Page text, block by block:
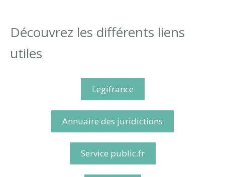
Découvrez les différents liens
utiles
Legifrance
Annuaire des juridictions
Service public.fr